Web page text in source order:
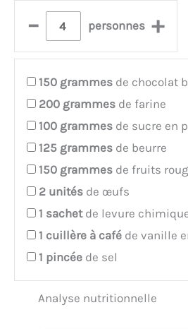
– personnes +
150 grammes de chocolat
200 grammes de farine
100 grammes de sucre en
125 grammes de beurre
150 grammes de fruits
2 unités de œufs
1 sachetde levure
1 cuillère à café de vanille
1 pincée de sel
Analyse nutritionnelle